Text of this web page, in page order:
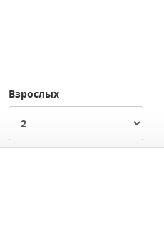
Взрослых